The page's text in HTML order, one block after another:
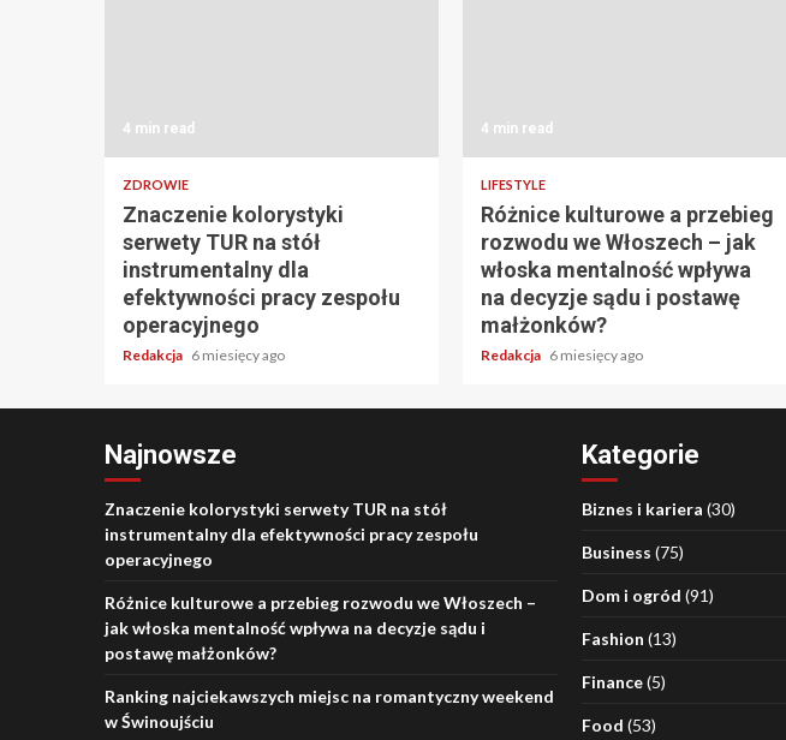
4 min read
ZDROWIE
Znaczenie kolorystyki
serwety TUR na stół
instrumentalny dla
efektywności pracy zespołu
operacyjnego
Redakcja 6 miesięcy ago
4 min read
LIFESTYLE
Różnice kulturowe a przebieg
rozwodu we Włoszech – jak
włoska mentalność wpływa
na decyzje sądu i postawę
małżonków?
Redakcja 6 miesięcy ago
Najnowsze
Znaczenie kolorystyki serwety TUR na stół
instrumentalny dla efektywności pracy zespołu
operacyjnego
Różnice kulturowe a przebieg rozwodu we Włoszech –
jak włoska mentalność wpływa na decyzje sądu i
postawę małżonków?
Ranking najciekawszych miejsc na romantyczny weekend
w Świnoujściu
Kategorie
Biznes i kariera (30)
Business (75)
Dom i ogród (91)
Fashion (13)
Finance(5)
Food (53)